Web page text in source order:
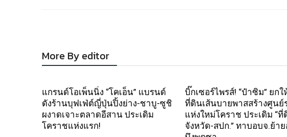
More By editor
แกรนด์โอเพ็นนิ่ง “โคเอ็น” แบรนด์
ดังร้านบุฟเฟ่ต์ญี่ปุ่นปิ้งย่าง-ชาบู-ซูชิ
ผงาดเจาะตลาดอีสาน ประเดิม
โคราชแห่งแรก!
บิ๊กเซอร์ไพรส์! “ป๋าซิม” ยกใ
ที่ดินเส้นบายพาสสร้างศูนย์
แห่งใหม่โคราช ประเดิม “ที่
จังหวัด-สปก.” ทาบอบจ.ย้า